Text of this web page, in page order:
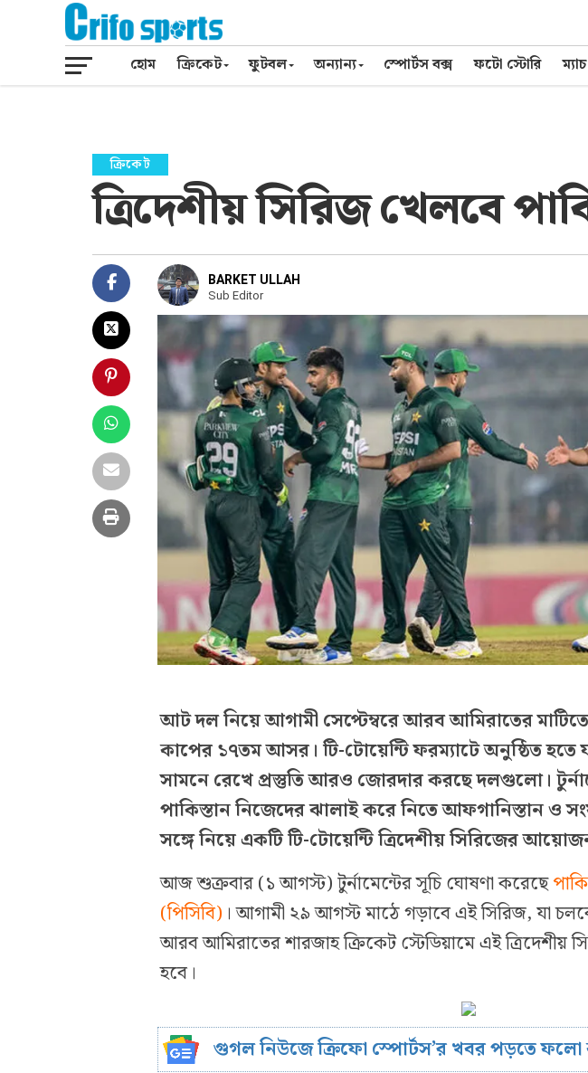
হোম ক্রিকেট ফুটবল অন্যান্য স্পোর্টস বক্স ফটো স্টোরি
ক্রিকেট
ত্রিদেশীয় সিরিজ খেলবে
BARKET ULLAH
Sub Editor
আট দল নিয়ে আগামী সেপ্টেম্বরে আরব আমিরাতের
কাপের ১৭তম আসর। টি-টোয়েন্টি ফরম্যাটে অনুষ্ঠিত
সামনে রেখে প্রস্তুতি আরও জোরদার করছে দলগুলো।
পাকিস্তান নিজেদের ঝালাই করে নিতে আফগানিস্তান ও
সঙ্গে নিয়ে একটি টি-টোয়েন্টি ত্রিদেশীয় সিরিজের
আজ শুক্রবার (১ আগস্ট) টুর্নামেন্টের সূচি ঘোষণা করেছে
(পিসিবি) । আগামী ২৯ আগস্ট মাঠে গড়াবে এই সিরিজ, যা
আরব আমিরাতের শারজাহ ক্রিকেট স্টেডিয়ামে এই ত্রিদেশীয়
হবে।
গুগল নিউজে ক্রিফো স্পোর্টস’র খবর পড়তে